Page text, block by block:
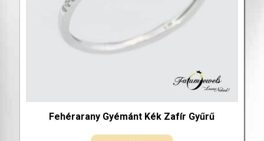
Fehérarany Gyémánt Kék Zafír Gyűrű